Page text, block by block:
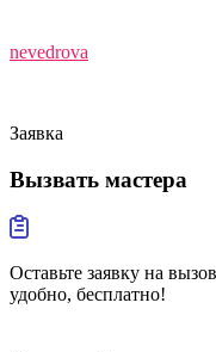
nevedrova
Заявка
Вызвать мастера
Оставьте заявку на
удобно, бесплатно!